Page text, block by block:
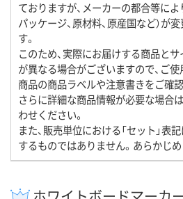
ておりますが、メーカーの都合等によ
パッケージ、原材料、原産国など）が
す。
このため、実際にお届けする商品と
が異なる場合がございますので、ご
商品の商品ラベルや注意書きをご確認
さらに詳細な商品情報が必要な場合
わせください。
また、販売単位における「セット」表
するものではありません。あらかじめ